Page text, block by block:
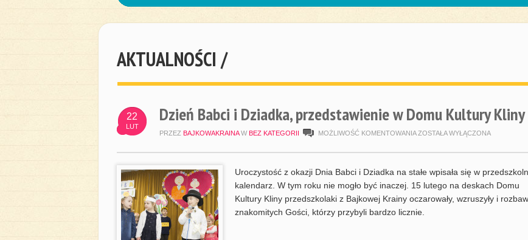
AKTUALNOŚCI /
22
LUT
Dzień Babci i Dziadka, przedstawienie w Domu Kultury Kliny
PRZEZ BAJKOWAKRAINA W BEZ KATEGORII MOŻLIWOŚĆ KOMENTOWANIA DZIEŃ
DZIADKA,
PRZEDSTAWIENIE
W
ZOSTAŁA WYŁĄCZONA
Uroczystość z okazji Dnia Babci i Dziadka na stałe wpisała się w
kalendarz. W tym roku nie mogło być inaczej. 15 lutego na deskach Domu
Kultury Kliny przedszkolaki z Bajkowej Krainy oczarowały, wzruszyły i
znakomitych Gości, którzy przybyli bardzo licznie.